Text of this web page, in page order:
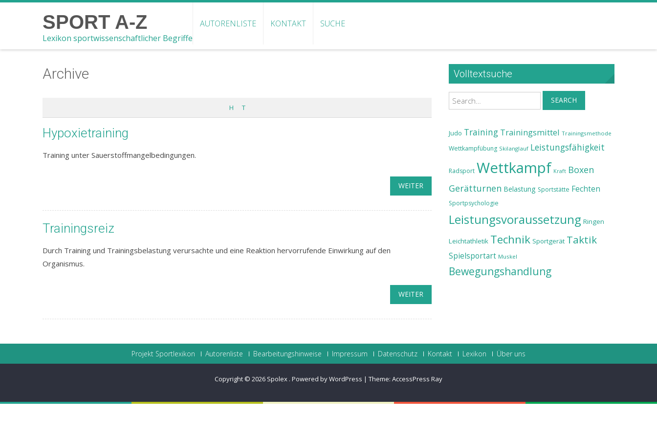
SPORT A-Z
Lexikon sportwissenschaftlicher Begriffe
AUTORENLISTE KONTAKT SUCHE
Archive
H T
Hypoxietraining
Training unter Sauerstoffmangelbedingungen.
WEITER
Trainingsreiz
Durch Training und Trainingsbelastung verursachte und eine Reaktion hervorrufende Einwirkung auf den
Organismus.
WEITER
Volltextsuche
Search SEARCH
Judo Training Trainingsmittel Trainingsmethode
Wettkampfübung Skilanglauf Leistungsfähigkeit
Radsport Wettkampf Kraft Boxen
Gerätturnen Belastung Sportstätte Fechten
Sportpsychologie
Leistungsvoraussetzung Ringen
Leichtathletik Technik Sportgerät Taktik
Spielsportart Muskel
Bewegungshandlung
Projekt Sportlexikon Autorenliste Bearbeitungshinweise Impressum Datenschutz Kontakt Lexikon Über uns
Copyright © 2026 Spolex . Powered by WordPress | Theme: AccessPress Ray